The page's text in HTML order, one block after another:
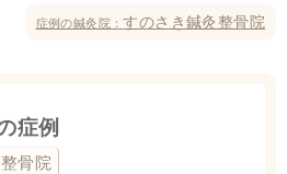
症例の鍼灸院：すのさき鍼灸整骨院
症例
骨院